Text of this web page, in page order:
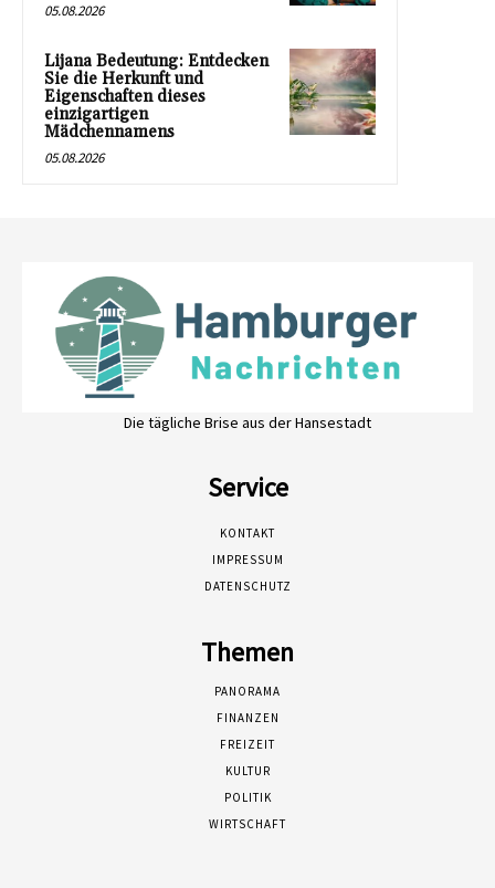
05.08.2026
Lijana Bedeutung: Entdecken
Sie die Herkunft und
Eigenschaften dieses
einzigartigen
Mädchennamens
05.08.2026
Die tägliche Brise aus der Hansestadt
Service
KONTAKT
IMPRESSUM
DATENSCHUTZ
Themen
PANORAMA
FINANZEN
FREIZEIT
KULTUR
POLITIK
WIRTSCHAFT